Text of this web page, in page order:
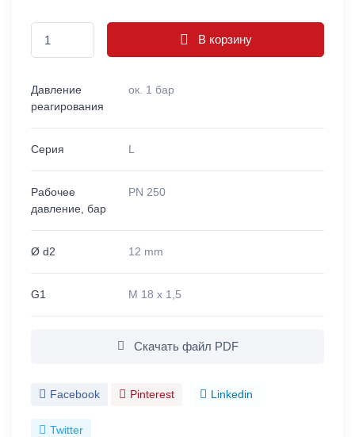
В корзину
Давление
реагирования
ок. 1 бар
Серия L
Рабочее
давление, бар
PN 250
Ø d2 12 mm
G1 M 18 x 1,5
Скачать файл PDF
Facebook Pinterest Linkedin
Twitter